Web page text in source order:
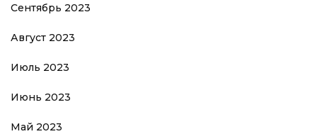
Сентябрь 2023
Август 2023
Июль 2023
Июнь 2023
Май 2023